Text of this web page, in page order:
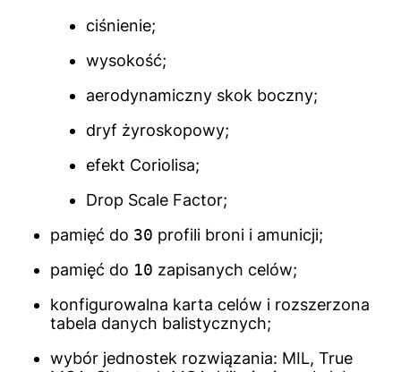
ciśnienie;
wysokość;
aerodynamiczny skok boczny;
dryf żyroskopowy;
efekt Coriolisa;
Drop Scale Factor;
pamięć do 30 profili broni i amunicji;
pamięć do 10 zapisanych celów;
konfigurowalna karta celów i rozszerzona
tabela danych balistycznych;
wybór jednostek rozwiązania: MIL, True